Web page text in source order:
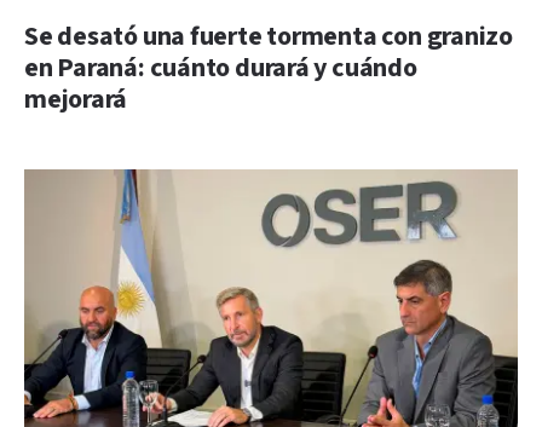
Se desató una fuerte tormenta con granizo
en Paraná: cuánto durará y cuándo
mejorará